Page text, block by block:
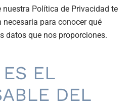
nuestra Política de Privacidad te
para conocer qué
datos que nos proporciones.
EL
DEL